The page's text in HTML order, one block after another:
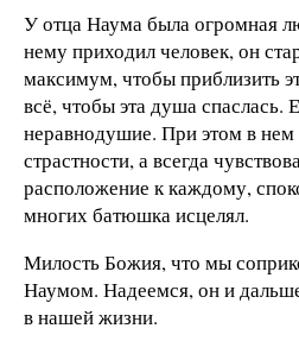
У отца Наума была огромная
нему приходил человек, он
максимум, чтобы приблизить
всё, чтобы эта душа спаслась.
неравнодушие. При этом в нем
страстности, а всегда
расположение к каждому,
многих батюшка исцелял.
Милость Божия, что мы
Наумом. Надеемся, он и
в нашей жизни.